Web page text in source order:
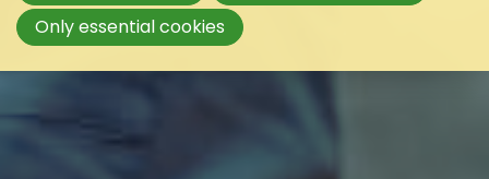
Only essential cookies